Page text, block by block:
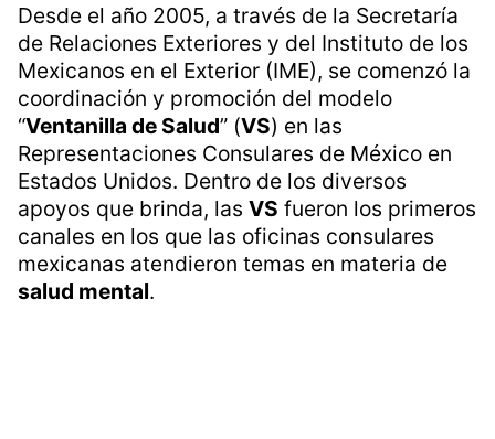
Desde el año 2005, a través de la Secretaría
de Relaciones Exteriores y del Instituto de los
Mexicanos en el Exterior (IME), se comenzó la
coordinación y promoción del modelo
“Ventanilla de Salud” (VS) en las
Representaciones Consulares de México en
Estados Unidos. Dentro de los diversos
apoyos que brinda, las VS fueron los primeros
canales en los que las oficinas consulares
mexicanas atendieron temas en materia de
salud mental.